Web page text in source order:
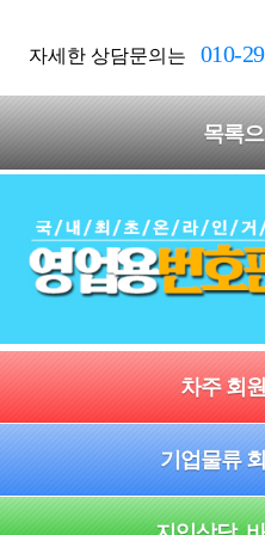
자세한 상담문의는 010-
목록
차주 회
기업물류